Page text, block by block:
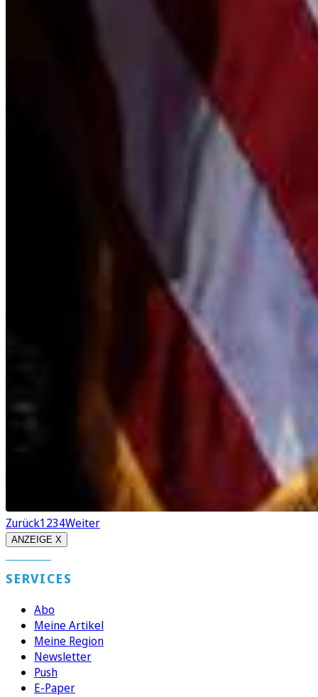
Zurück1234Weiter
ANZEIGE X
SERVICES
Abo
Meine Artikel
Meine Region
Newsletter
Push
E-Paper